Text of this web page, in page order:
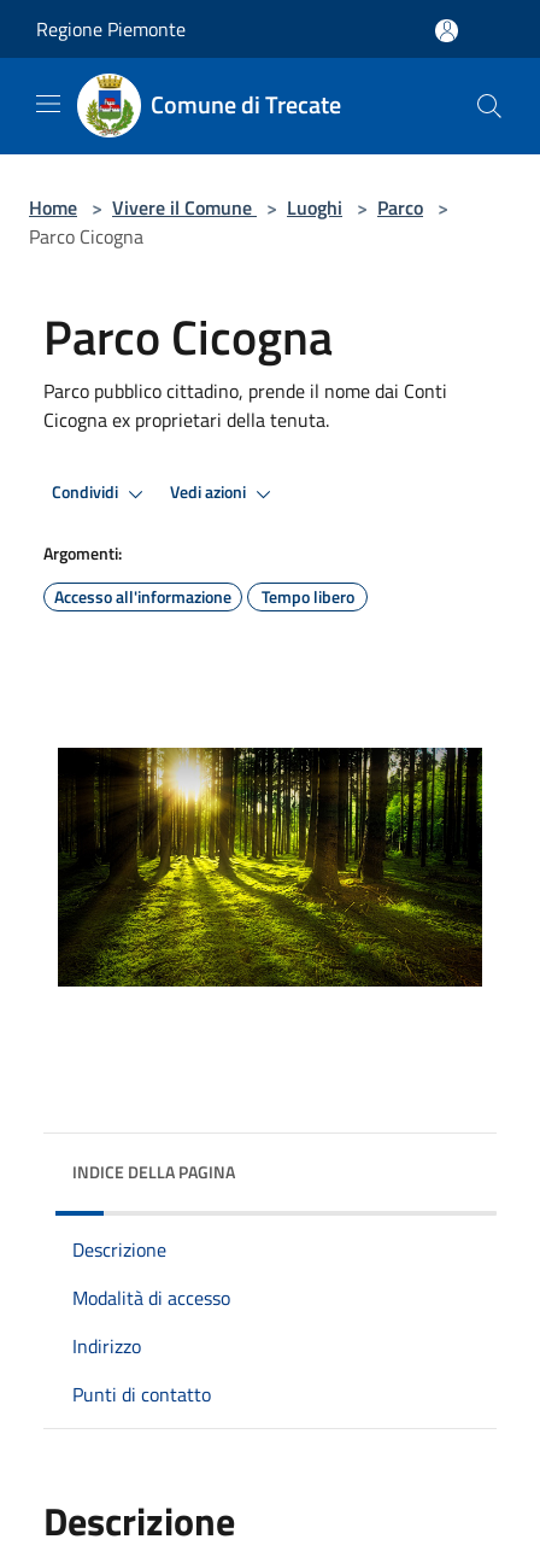
Regione Piemonte
Comune di Trecate
Home > Vivere il Comune > Luoghi > Parco >
Parco Cicogna
Parco Cicogna
Parco pubblico cittadino, prende il nome dai Conti
Cicogna ex proprietari della tenuta.
Condividi Vedi azioni
Argomenti:
Accesso all'informazione
Tempo libero
INDICE DELLA PAGINA
Descrizione
Modalità di accesso
Indirizzo
Punti di contatto
Descrizione